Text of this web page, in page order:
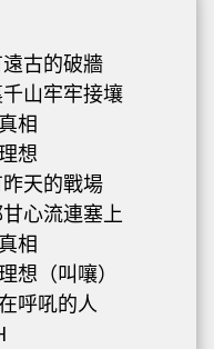
古的破牆
山牢牢接壤
相
想
天的戰場
心流連塞上
相
想（叫嚷）
呼吼的人